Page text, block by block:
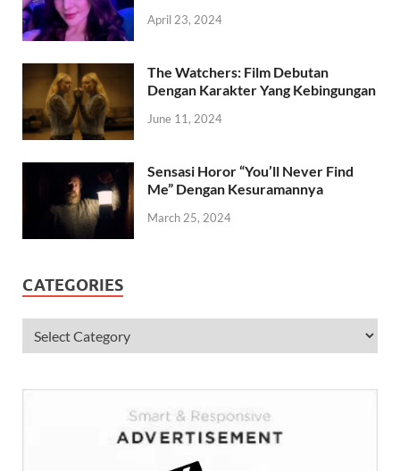
April 23, 2024
The Watchers: Film Debutan
Dengan Karakter Yang Kebingungan
June 11, 2024
Sensasi Horor “You’ll Never Find
Me” Dengan Kesuramannya
March 25, 2024
CATEGORIES